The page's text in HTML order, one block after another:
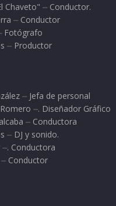
Chaveto" ⏤ Conductor.
⏤ Conductor
Fotógrafo
⏤ Productor
⏤ Jefa de personal
⏤. Diseñador Gráfico
⏤ Conductora
⏤ DJ y sonido.
Conductora
Conductor